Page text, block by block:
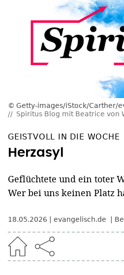
Getty-images/iStock/Carther/
Spiritus Blog mit Beatrice von
GEISTVOLL IN DIE WOCHE
Herzasyl
Geflüchtete und ein toter
Wer bei uns keinen Platz
18.05.2026 evangelisch.de